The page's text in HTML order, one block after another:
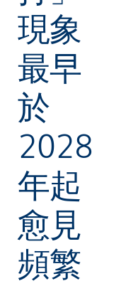
現象
最早
於
2028
年起
愈見
頻繁